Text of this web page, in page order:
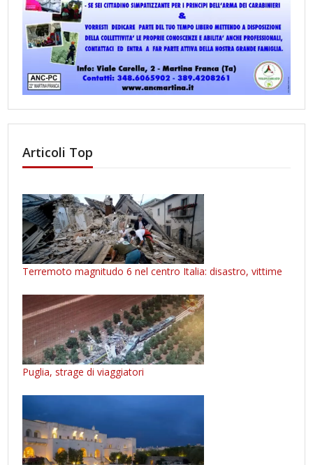
Articoli Top
Terremoto magnitudo 6 nel centro Italia: disastro, vittime
Puglia, strage di viaggiatori